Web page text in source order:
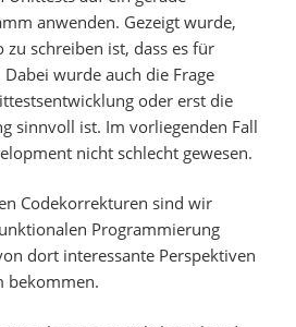
anwenden. Gezeigt wurde,
schreiben ist, dass es für
wurde auch die Frage
oder erst die
sinnvoll ist. Im vorliegenden Fall
nicht schlecht gewesen.
Codekorrekturen sind wir
Programmierung
dort interessante Perspektiven
bekommen.